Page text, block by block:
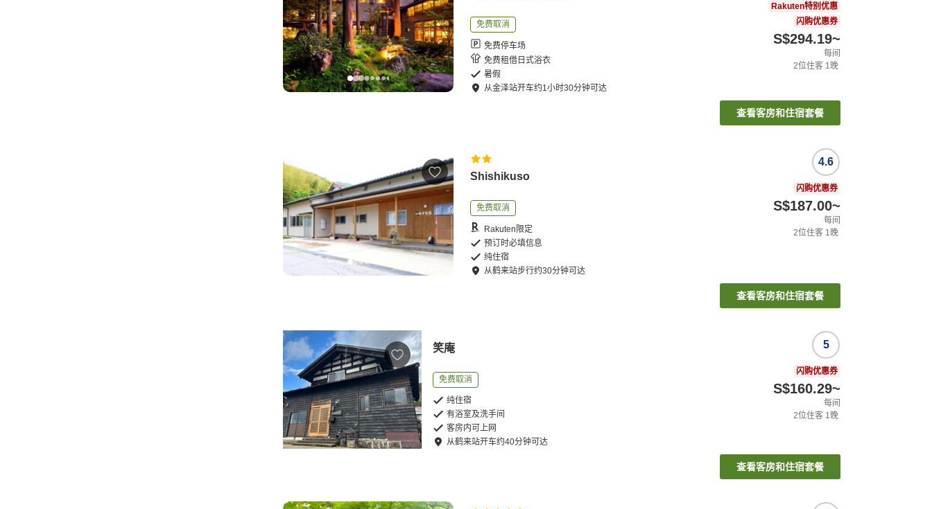
免费取消
免费停车场
免费租借日式浴衣
暑假
从金泽站开车约1小时30分钟可达
Rakuten特别优惠
闪购优惠券
S$294.19~
每间
2位住客 1晚
查看客房和住宿套餐
Shishikuso
免费取消
Rakuten限定
预订时必填信息
纯住宿
从鹤来站步行约30分钟可达
4.6
闪购优惠券
S$187.00~
每间
2位住客 1晚
查看客房和住宿套餐
笑庵
免费取消
纯住宿
有浴室及洗手间
客房内可上网
从鹤来站开车约40分钟可达
5
闪购优惠券
S$160.29~
每间
2位住客 1晚
查看客房和住宿套餐